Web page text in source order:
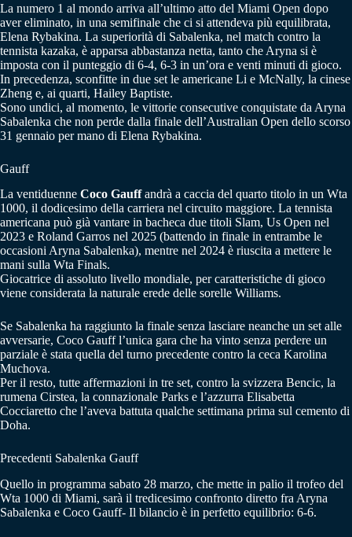
La numero 1 al mondo arriva all’ultimo atto del Miami Open dopo
aver eliminato, in una semifinale che ci si attendeva più equilibrata,
Elena Rybakina. La superiorità di Sabalenka, nel match contro la
tennista kazaka, è apparsa abbastanza netta, tanto che Aryna si è
imposta con il punteggio di 6-4, 6-3 in un’ora e venti minuti di gioco.
In precedenza, sconfitte in due set le americane Li e McNally, la cinese
Zheng e, ai quarti, Hailey Baptiste.
Sono undici, al momento, le vittorie consecutive conquistate da Aryna
Sabalenka che non perde dalla finale dell’Australian Open dello scorso
31 gennaio per mano di Elena Rybakina.
Gauff
La ventiduenne Coco Gauffandrà a caccia del quarto titolo in un Wta
1000, il dodicesimo della carriera nel circuito maggiore. La tennista
americana può già vantare in bacheca due titoli Slam, Us Open nel
2023 e Roland Garros nel 2025 (battendo in finale in entrambe le
occasioni Aryna Sabalenka), mentre nel 2024 è riuscita a mettere le
mani sulla Wta Finals.
Giocatrice di assoluto livello mondiale, per caratteristiche di gioco
viene considerata la naturale erede delle sorelle Williams.
Se Sabalenka ha raggiunto la finale senza lasciare neanche un set alle
avversarie, Coco Gauff l’unica gara che ha vinto senza perdere un
parziale è stata quella del turno precedente contro la ceca Karolina
Muchova.
Per il resto, tutte affermazioni in tre set, contro la svizzera Bencic, la
rumena Cirstea, la connazionale Parks e l’azzurra Elisabetta
Cocciaretto che l’aveva battuta qualche settimana prima sul cemento di
Doha.
Precedenti Sabalenka Gauff
Quello in programma sabato 28 marzo, che mette in palio il trofeo del
Wta 1000 di Miami, sarà il tredicesimo confronto diretto fra Aryna
Sabalenka e Coco Gauff- Il bilancio è in perfetto equilibrio: 6-6.